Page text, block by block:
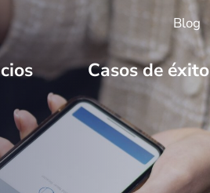
Blog
Casos de éxito